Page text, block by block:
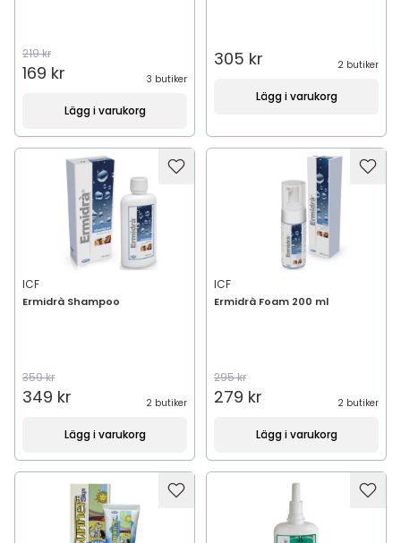
219 kr
169 kr 3 butiker
Lägg i varukorg
305 kr 2 butiker
Lägg i varukorg
ICF
Ermidrà Shampoo
359 kr
349 kr 2 butiker
Lägg i varukorg
ICF
Ermidrà Foam 200 ml
295 kr
279 kr 2 butiker
Lägg i varukorg